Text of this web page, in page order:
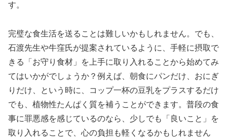
す。
完璧な食生活を送ることは難しいかもしれません。でも、
石渡先生や牛窪氏が提案されているように、手軽に摂取で
きる「お守り食材」を上手に取り入れることから始めてみ
てはいかがでしょうか？例えば、朝食にパンだけ、おにぎ
りだけ、という時に、コップ一杯の豆乳をプラスするだけ
でも、植物性たんぱく質を補うことができます。普段の食
事に罪悪感を感じているのなら、少しでも「良いこと」を
取り入れることで、心の負担も軽くなるかもしれません